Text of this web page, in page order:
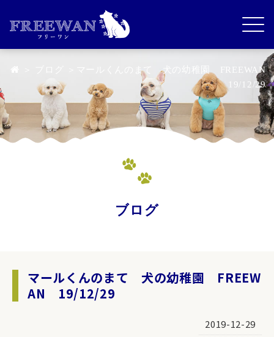
＞マールくんのまて 犬の幼稚園 FREEWAN
19/12/29
ブログ
マールくんのまて 犬の幼稚園 FREEW
AN 19/12/29
2019-12-29